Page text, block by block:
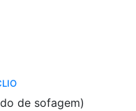
de sofagem)